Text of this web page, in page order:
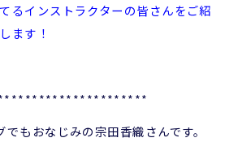
るインストラクターの皆さんをご紹
ます！
もおなじみの宗田香織さんです。